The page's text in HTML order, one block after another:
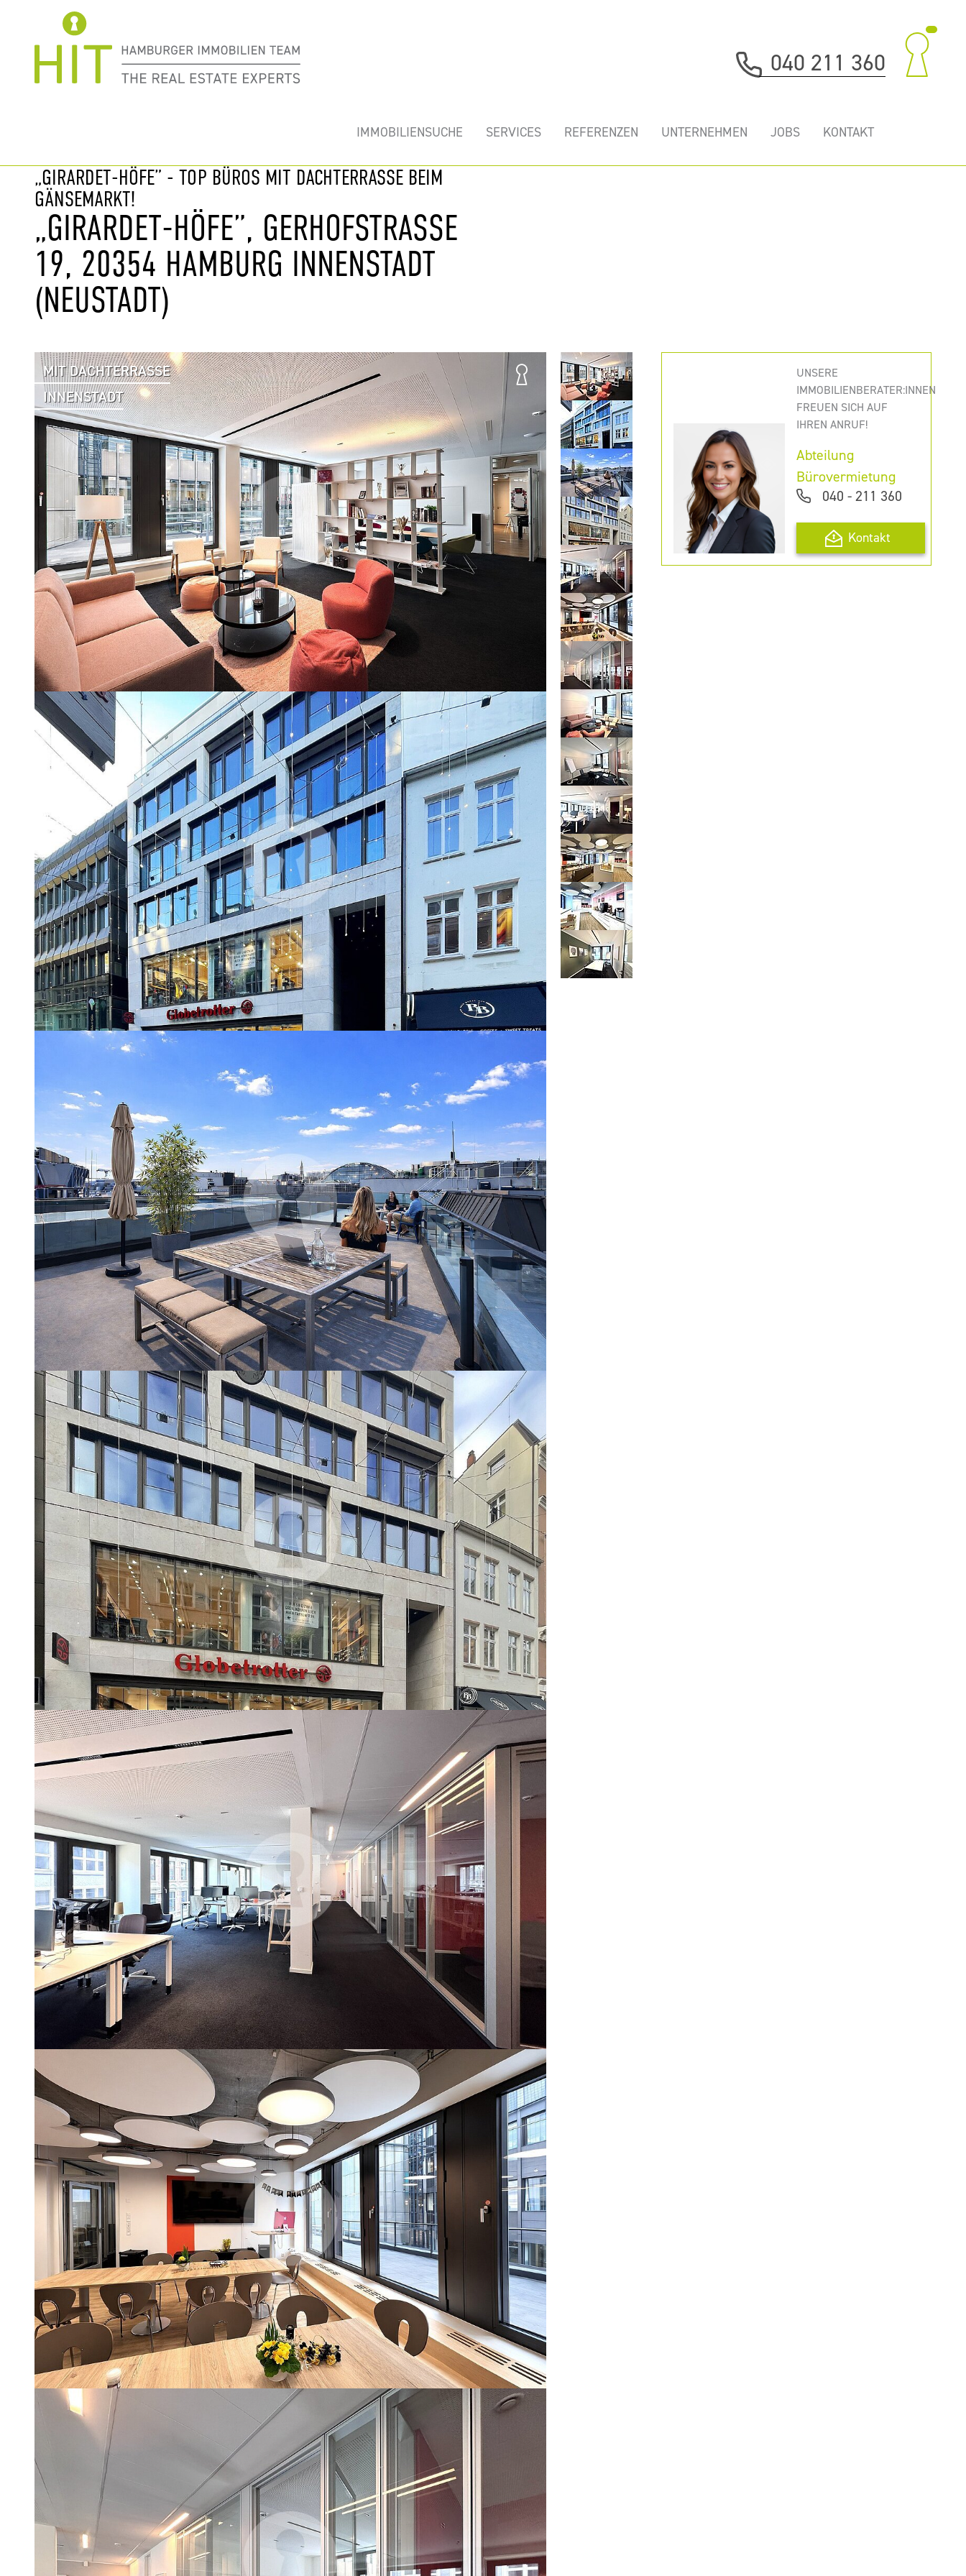
040 211 360
IMMOBILIENSUCHE SERVICES REFERENZEN UNTERNEHMEN JOBS KONTAKT
„GIRARDET-HÖFE” - TOP BÜROS MIT DACHTERRASSE BEIM
GÄNSEMARKT!
„GIRARDET-HÖFE”, GERHOFSTRASSE 1
9, 20354 HAMBURG INNENSTADT (
NEUSTADT)
MIT DACHTERRASSE
INNENSTADT
UNSERE
IMMOBILIENBERATER:INNEN
FREUEN SICH AUF
IHREN ANRUF!
Abteilung
Bürovermietung
040 - 211 360
Kontakt